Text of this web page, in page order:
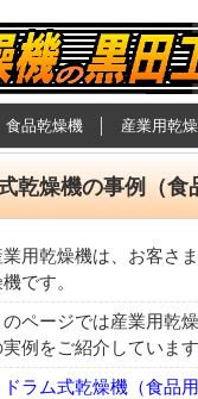
燥機・産業
食品乾燥機 産業用乾
乾燥機の事例（食
業用乾燥機は、お客さ
です。
のページでは産業用乾
例をご紹介しています
ドラム式乾燥機（食品